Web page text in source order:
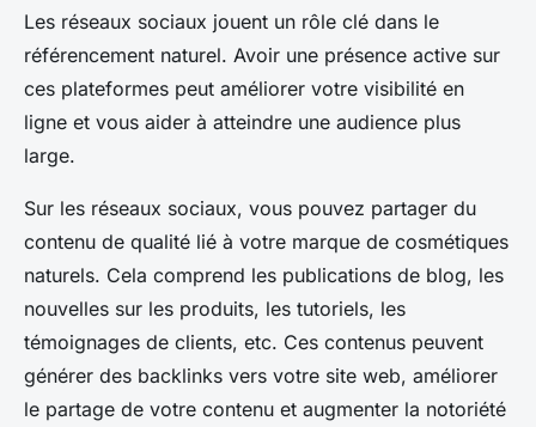
Les réseaux sociaux jouent un rôle clé dans le
référencement naturel. Avoir une présence active sur
ces plateformes peut améliorer votre visibilité en
ligne et vous aider à atteindre une audience plus
large.
Sur les réseaux sociaux, vous pouvez partager du
contenu de qualité lié à votre marque de cosmétiques
naturels. Cela comprend les publications de blog, les
nouvelles sur les produits, les tutoriels, les
témoignages de clients, etc. Ces contenus peuvent
générer des backlinks vers votre site web, améliorer
le partage de votre contenu et augmenter la notoriété